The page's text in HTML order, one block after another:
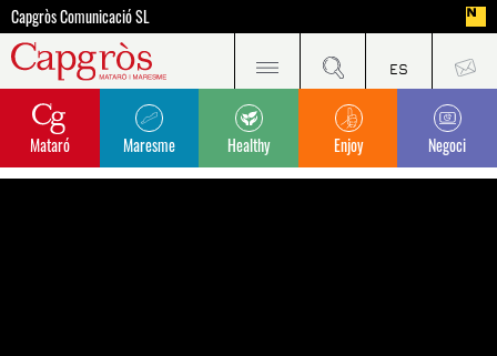
Capgròs Comunicació SL
Mataró Maresme Healthy Enjoy Negoci